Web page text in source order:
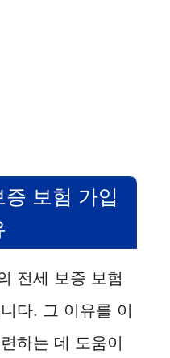
보험 가입
전세 보증 보험
다. 그 이유를 이
하는 데 도움이